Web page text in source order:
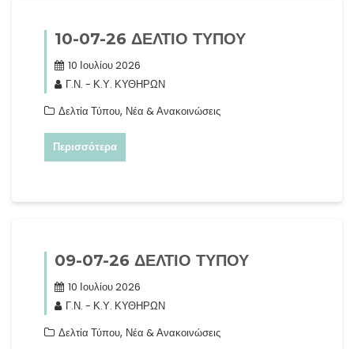
10-07-26 ΔΕΛΤΙΟ ΤΥΠΟΥ
10 Ιουλίου 2026
Γ.Ν. - Κ.Υ. ΚΥΘΗΡΩΝ
Δελτία Τύπου, Νέα & Ανακοινώσεις
Περισσότερα
09-07-26 ΔΕΛΤΙΟ ΤΥΠΟΥ
10 Ιουλίου 2026
Γ.Ν. - Κ.Υ. ΚΥΘΗΡΩΝ
Δελτία Τύπου, Νέα & Ανακοινώσεις